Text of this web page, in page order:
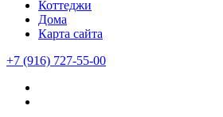
Коттеджи
Дома
Карта сайта
+7 (916) 727-55-00